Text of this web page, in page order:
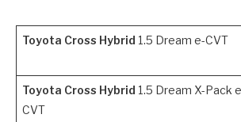
Toyota Cross Hybrid 1.5 Dream e-CVT
Toyota Cross Hybrid 1.5 Dream X-Pack
CVT